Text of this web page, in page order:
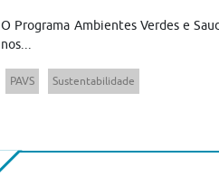
O Programa Ambientes Verdes e
nos...
PAVS Sustentabilidade